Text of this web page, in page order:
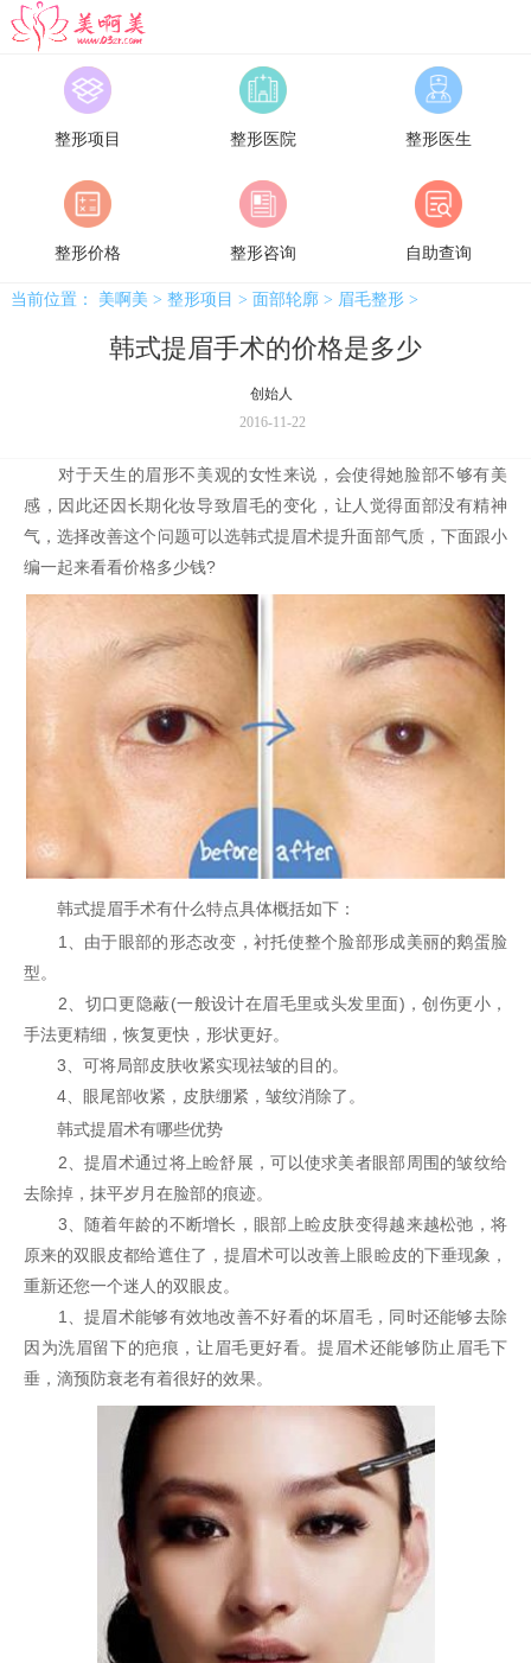
美啊美
整形项目 整形医院 整形医生
整形价格 整形咨询 自助查询
当前位置： 美啊美 > 整形项目 > 面部轮廓 > 眉毛整形>
韩式提眉手术的价格是多少
创始人
2016-11-22
对于天生的眉形不美观的女性来说，会使得她脸部不够有美
感，因此还因长期化妆导致眉毛的变化，让人觉得面部没有精神
气，选择改善这个问题可以选韩式提眉术提升面部气质，下面跟小
编一起来看看价格多少钱?
韩式提眉手术有什么特点具体概括如下：
1、由于眼部的形态改变，衬托使整个脸部形成美丽的鹅蛋脸
型。
2、切口更隐蔽(一般设计在眉毛里或头发里面)，创伤更小，
手法更精细，恢复更快，形状更好。
3、可将局部皮肤收紧实现祛皱的目的。
4、眼尾部收紧，皮肤绷紧，皱纹消除了。
韩式提眉术有哪些优势
2、提眉术通过将上睑舒展，可以使求美者眼部周围的皱纹给
去除掉，抹平岁月在脸部的痕迹。
3、随着年龄的不断增长，眼部上睑皮肤变得越来越松弛，将
原来的双眼皮都给遮住了，提眉术可以改善上眼睑皮的下垂现象，
重新还您一个迷人的双眼皮。
1、提眉术能够有效地改善不好看的坏眉毛，同时还能够去除
因为洗眉留下的疤痕，让眉毛更好看。提眉术还能够防止眉毛下
垂，滴预防衰老有着很好的效果。